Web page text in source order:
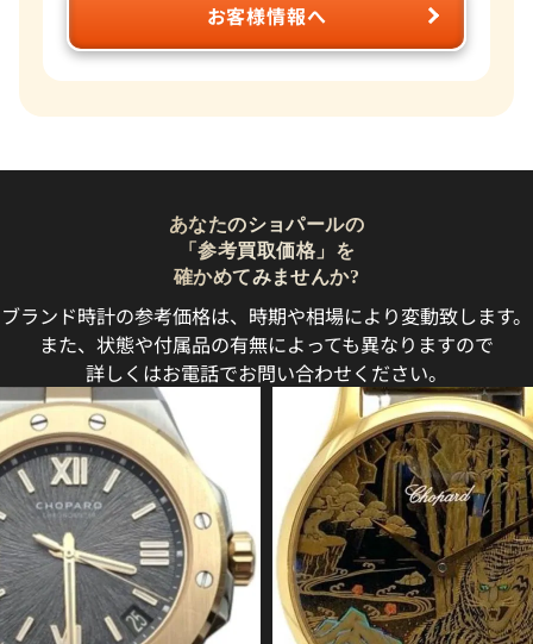
お客様情報へ
あなたのショパールの
「参考買取価格」を
確かめてみませんか?
ブランド時計の参考価格は、時期や相場により変動致します。
また、状態や付属品の有無によっても異なりますので
詳しくはお電話でお問い合わせください。